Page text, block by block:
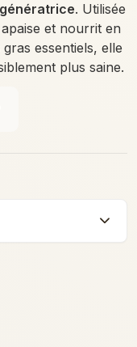
. Utilisée
et nourrit en
essentiels, elle
plus saine.